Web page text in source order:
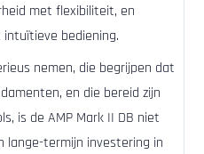
met flexibiliteit, en
bediening.
nemen, die begrijpen dat
en die bereid zijn
is de AMP Mark II DB niet
lange-termijn investering in